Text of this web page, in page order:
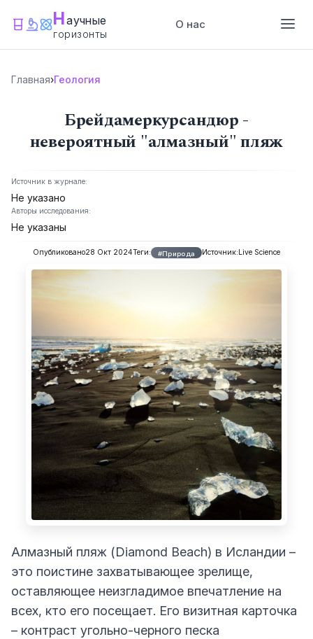
Научные
горизонты
О нас
Главная›Геология
Брейдамеркурсандюр -
невероятный "алмазный" пляж
Источник в журнале:
Не указано
Авторы исследования:
Не указаны
Опубликовано28 Окт 2024Теги: #Природа Источник:Live Science
Алмазный пляж (Diamond Beach) в Исландии –
это поистине захватывающее зрелище,
оставляющее неизгладимое впечатление на
всех, кто его посещает. Его визитная карточка
– контраст угольно-черного песка